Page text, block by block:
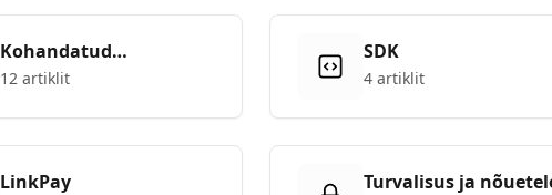
Kohandatud
integratsioon
12 artiklit
SDK
4 artiklit
LinkPay
Turvalisus ja